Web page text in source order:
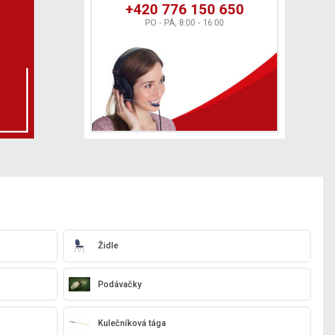
+420 776 150 650
PO - PÁ, 8:00 - 16:00
Židle
Podávačky
Kulečníková tága